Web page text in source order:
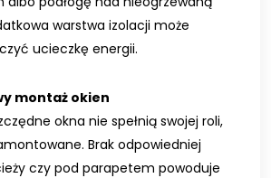
warstwa izolacji może
ucieczkę energii.
montaż okien
okna nie spełnią swojej roli,
Brak odpowiedniej
czy pod parapetem powoduje